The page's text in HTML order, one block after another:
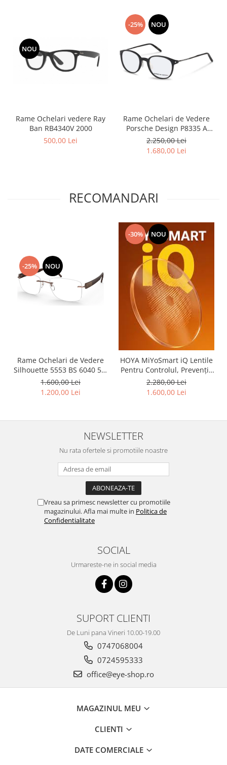
NOU
Rame Ochelari vedere Ray
Ban RB4340V 2000
500,00 Lei
-25% NOU
Rame Ochelari de Vedere
Porsche Design P8335 A
Titan
2.250,00 Lei
1.680,00 Lei
RECOMANDARI
-25% NOU
Rame Ochelari de Vedere
Silhouette 5553 BS 6040 55-
19-130 Titan
1.600,00 Lei
1.200,00 Lei
-30% NOU
HOYA MiYoSmart iQ Lentile
Pentru Controlul, Prevenția
și Incetinirea MIOPIEI La
Copii
2.280,00 Lei
1.600,00 Lei
NEWSLETTER
Nu rata ofertele si promotiile noastre
Vreau sa primesc newsletter cu promotiile
magazinului. Afla mai multe in Politica de
Confidentialitate
SOCIAL
Urmareste-ne in social media
SUPORT CLIENTI
De Luni pana Vineri 10.00-19.00
0747068004
0724595333
office@eye-shop.ro
MAGAZINUL MEU
CLIENTI
DATE COMERCIALE